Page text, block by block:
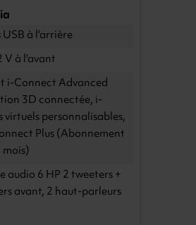
USB à l'arrière
V à l'avant
i-Connect Advanced
3D connectée, i-
virtuels personnalisables,
Plus (Abonnement
audio 6 HP 2 tweeters +
avant, 2 haut-parleurs